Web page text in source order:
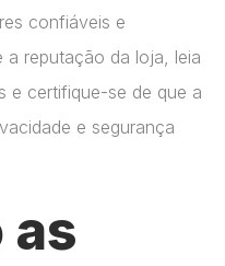
confiáveis e
a reputação da loja, leia
e certifique-se de que a
e segurança
as